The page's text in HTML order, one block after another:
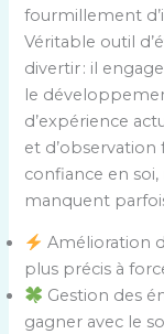
fourmillement
Véritable outil
divertir : il
le
d’expérience
et
confiance en
manquent
Amélioration
plus précis à
Gestion des
gagner avec le